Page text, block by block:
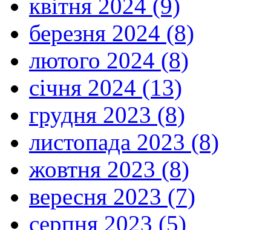
квітня 2024 (9)
березня 2024 (8)
лютого 2024 (8)
січня 2024 (13)
грудня 2023 (8)
листопада 2023 (8)
жовтня 2023 (8)
вересня 2023 (7)
серпня 2023 (5)